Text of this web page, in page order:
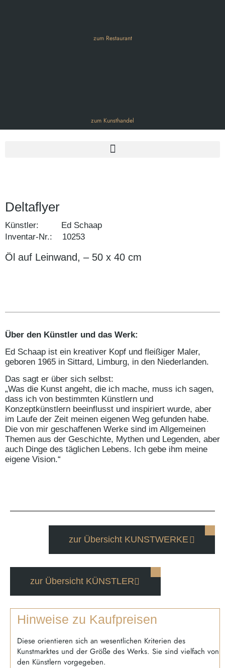
zum Restaurant
zum Kunsthandel
Deltaflyer
Künstler: Ed Schaap
Inventar-Nr.: 10253
Öl auf Leinwand, – 50 x 40 cm
Über den Künstler und das Werk:
Ed Schaap ist ein kreativer Kopf und fleißiger Maler,
geboren 1965 in Sittard, Limburg, in den Niederlanden.
Das sagt er über sich selbst:
„Was die Kunst angeht, die ich mache, muss ich sagen,
dass ich von bestimmten Künstlern und
Konzeptkünstlern beeinflusst und inspiriert wurde, aber
im Laufe der Zeit meinen eigenen Weg gefunden habe.
Die von mir geschaffenen Werke sind im Allgemeinen
Themen aus der Geschichte, Mythen und Legenden, aber
auch Dinge des täglichen Lebens. Ich gebe ihm meine
eigene Vision.“
zur Übersicht KUNSTWERKE
zur Übersicht KÜNSTLER
Hinweise zu Kaufpreisen
Diese orientieren sich an wesentlichen Kriterien des
Kunstmarktes und der Größe des Werks. Sie sind vielfach von
den Künstlern vorgegeben.